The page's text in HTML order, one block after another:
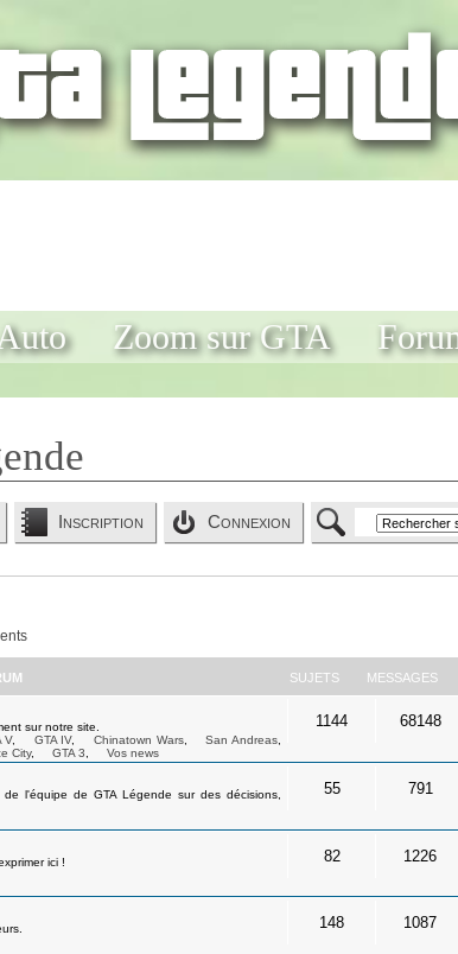
Zoom sur GTA
Inscription Connexion
SUJETS MESSAGES
sur notre site.
V, GTA IV, Chinatown Wars, San Andreas
City, GTA 3 Vos news
1144 68148
l'équipe de GTA Légende sur des décisions,
55 791
ici ! 82 1226
148 1087